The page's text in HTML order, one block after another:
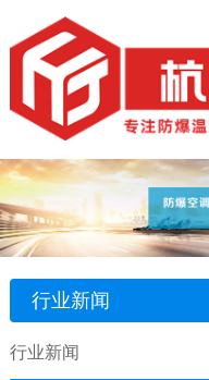
行业新闻
行业新闻